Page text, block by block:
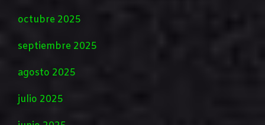
octubre 2025
septiembre 2025
agosto 2025
julio 2025